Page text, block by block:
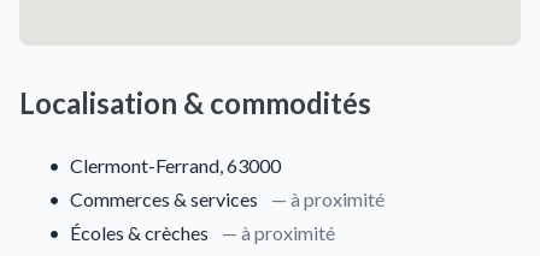
Localisation & commodités
• Clermont-Ferrand, 63000
• Commerces & services
— à proximité
• Écoles & crèches
— à proximité